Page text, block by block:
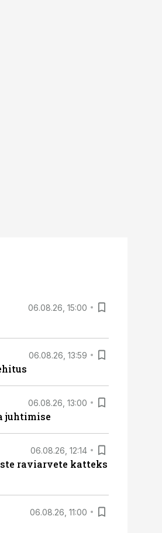
06.08.26, 15:00
06.08.26, 13:59
06.08.26, 13:00
juhtimise
06.08.26, 12:14
raviarvete katteks
06.08.26, 11:00